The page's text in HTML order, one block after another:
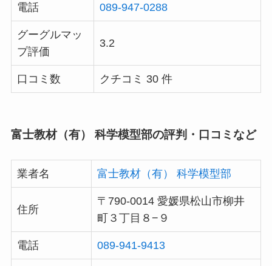
電話 089-947-0288
グーグルマッ
プ評価
3.2
口コミ数 クチコミ 30 件
富士教材（有） 科学模型部の評判・口コミなど
業者名 富士教材（有） 科学模型部
住所
〒790-0014 愛媛県松山市柳井
町３丁目８−９
電話 089-941-9413